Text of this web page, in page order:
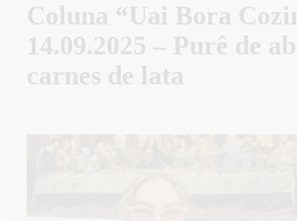
Coluna “Uai Bora
14.09.2025 – Purê de
carnes de lata